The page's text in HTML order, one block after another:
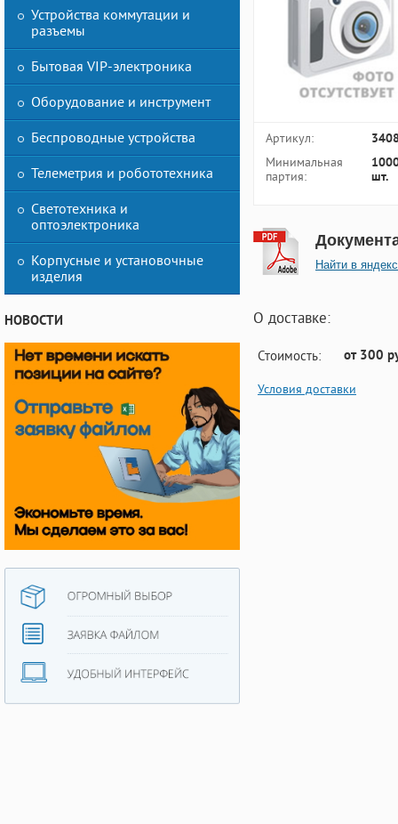
Устройства коммутации и
разъемы
Бытовая VIP-электроника
Оборудование и инструмент
Беспроводные устройства
Телеметрия и робототехника
Светотехника и
оптоэлектроника
Корпусные и установочные
изделия
НОВОСТИ
Артикул:
Минимальная
партия:
шт.
Найти в яндекс
О доставке:
Стоимость: от 300
Условия доставки